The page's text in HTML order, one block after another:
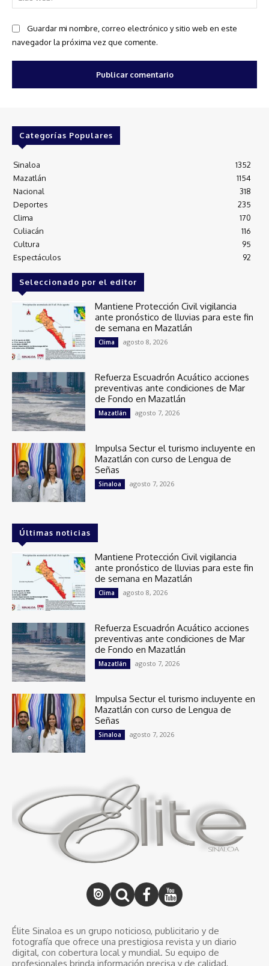
Guardar mi nombre, correo electrónico y sitio web en este
navegador la próxima vez que comente.
Categorías Populares
Sinaloa
1352
Mazatlán
1154
Nacional
318
Deportes
235
Clima
170
Culiacán
116
Cultura
95
Espectáculos
92
Seleccionado por el editor
Mantiene Protección Civil vigilancia
ante pronóstico de lluvias para este fin
de semana en Mazatlán
Clima agosto 8, 2026
Refuerza Escuadrón Acuático acciones
preventivas ante condiciones de Mar
de Fondo en Mazatlán
Mazatlán agosto 7, 2026
Impulsa Sectur el turismo incluyente en
Mazatlán con curso de Lengua de
Señas
Sinaloa agosto 7, 2026
Últimas noticias
Mantiene Protección Civil vigilancia
ante pronóstico de lluvias para este fin
de semana en Mazatlán
Clima agosto 8, 2026
Refuerza Escuadrón Acuático acciones
preventivas ante condiciones de Mar
de Fondo en Mazatlán
Mazatlán agosto 7, 2026
Impulsa Sectur el turismo incluyente en
Mazatlán con curso de Lengua de
Señas
Sinaloa agosto 7, 2026
Élite Sinaloa es un grupo noticioso, publicitario y de
fotografía que ofrece una prestigiosa revista y un diario
digital, con cobertura local y mundial. Su equipo de
profesionales brinda información precisa y de calidad,